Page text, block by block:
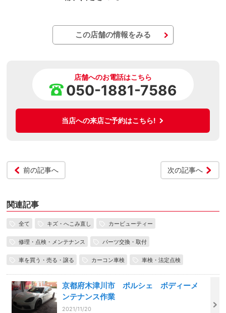
この店舗の情報をみる
店舗へのお電話はこちら
050-1881-7586
当店への来店ご予約はこちら!
前の記事へ 次の記事へ
関連記事
全て キズ・へこみ直し カービューティー
修理・点検・メンテナンス パーツ交換・取付
車を買う・売る・譲る カーコン車検 車検・法定点検
京都府木津川市 ポルシェ ボディーメ
ンテナンス作業
2021/11/20